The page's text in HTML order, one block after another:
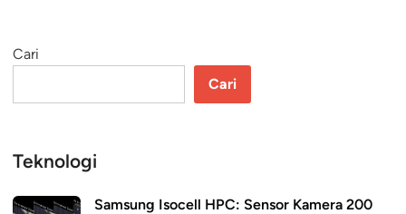
Cari
Cari
Teknologi
Samsung Isocell HPC: Sensor Kamera 200